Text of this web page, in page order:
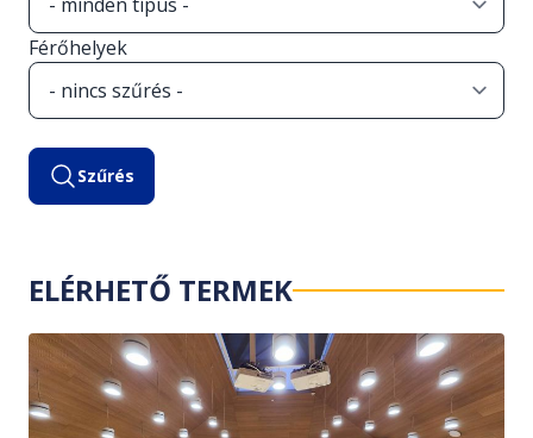
Férőhelyek
Szűrés
ELÉRHETŐ TERMEK